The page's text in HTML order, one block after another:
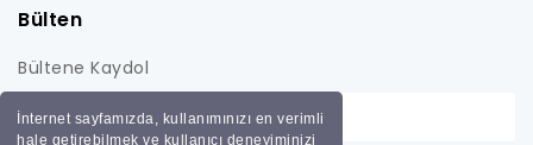
İnternet sayfamızda, kullanımınızı en verimli
hale getirebilmek ve kullanıcı deneyiminizi
Bülten
Bültene Kaydol